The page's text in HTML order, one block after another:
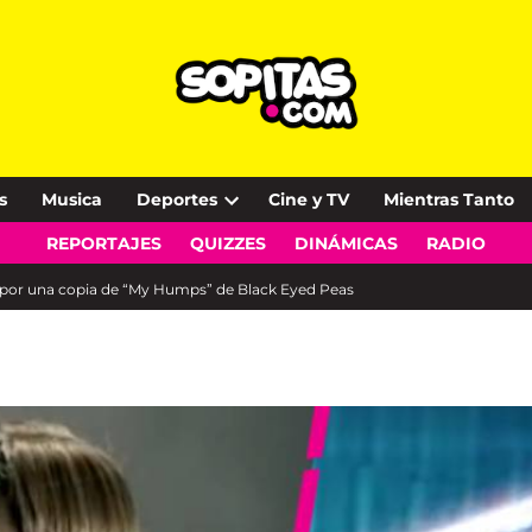
Musica Deportes
Open
dropdown
Cine y TV Mientras Tanto
REPORTAJES QUIZZES DINÁMICAS RADIO
una copia de “My Humps” de Black Eyed Peas